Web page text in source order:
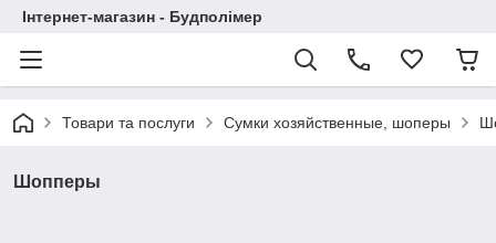
Інтернет-магазин - Будполімер
Товари та послуги Сумки хозяйственные, шоперы
Шопперы